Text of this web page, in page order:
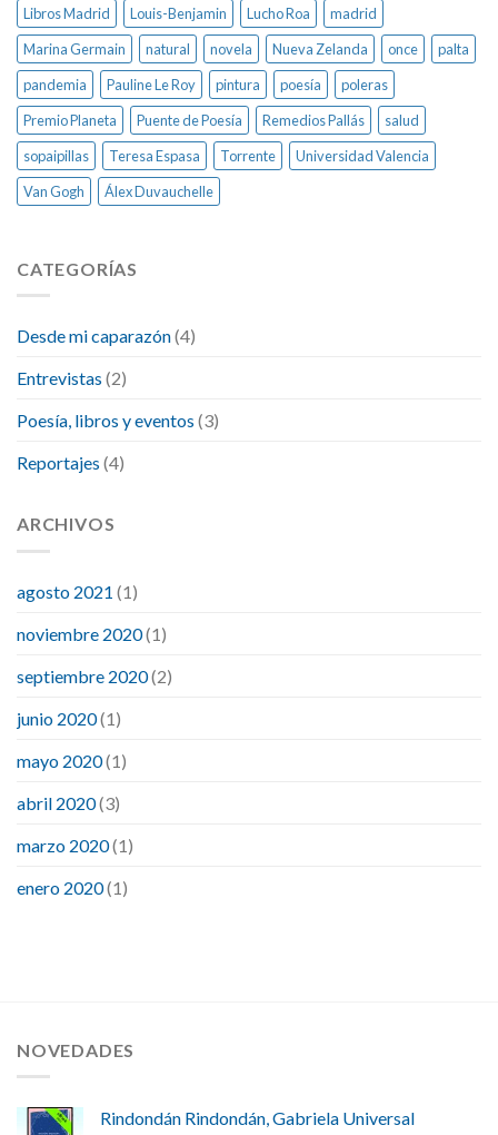
Libros Madrid Louis-Benjamin Lucho Roa
madrid
Marina Germain
natural novela Nueva Zelanda once
palta
pandemia
Pauline Le Roy pintura poesía
poleras
Premio Planeta
Puente de Poesía Remedios Pallás
salud
sopaipillas
Teresa Espasa Torrente
Universidad Valencia
Van Gogh
Álex Duvauchelle
CATEGORÍAS
Desde mi caparazón(4)
Entrevistas (2)
Poesía, libros y eventos (3)
Reportajes (4)
ARCHIVOS
agosto 2021 (1)
noviembre 2020(1)
septiembre 2020(2)
junio 2020(1)
mayo 2020(1)
abril 2020(3)
marzo 2020(1)
enero 2020(1)
NOVEDADES
Rindondán Rindondán, Gabriela Universal